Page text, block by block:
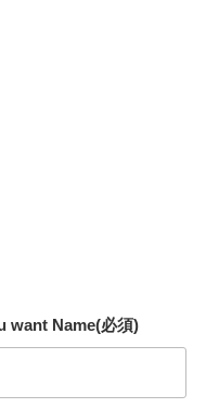
want Name(必須)